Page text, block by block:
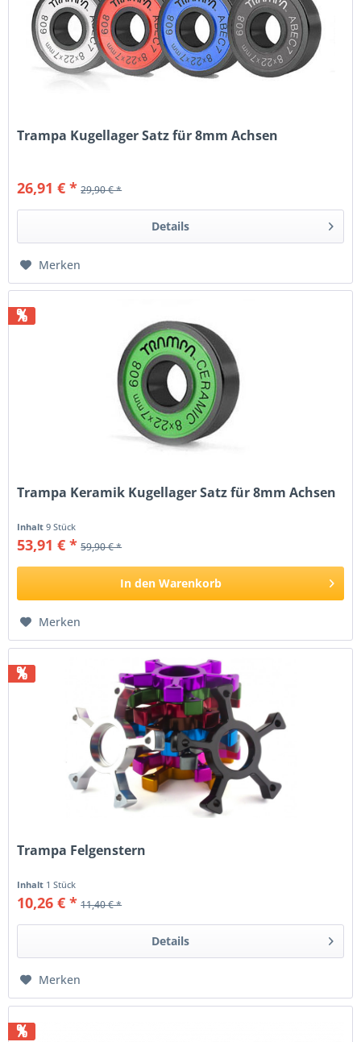
Trampa Kugellager Satz für 8mm Achsen
26,91 € * 29,90 € *
Details
Merken
%
Trampa Keramik Kugellager Satz für 8mm Achsen
Inhalt9 Stück
53,91 € * 59,90 € *
In den Warenkorb
Merken
%
Trampa Felgenstern
Inhalt 1 Stück
10,26 € * 11,40 € *
Details
Merken
%